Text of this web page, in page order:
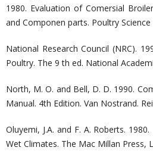
1980. Evaluation of Comersial
and Componen parts. Poultry Science
National Research Council (NRC).
Poultry. The 9 th ed. National
North, M. O. and Bell, D. D. 1990.
Manual. 4th Edition. Van Nostrand.
Oluyemi, J.A. and F. A. Roberts.
Wet Climates. The Mac Millan Press,